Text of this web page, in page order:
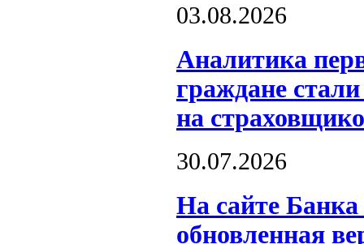
03.08.2026
Аналитика
граждане
на
30.07.2026
На сайте
обновленная